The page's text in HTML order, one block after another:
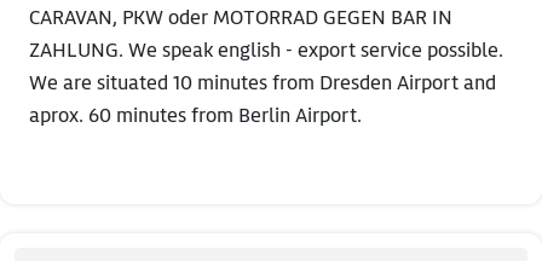
CARAVAN, PKW oder MOTORRAD GEGEN BAR IN
ZAHLUNG. We speak english - export service possible.
We are situated 10 minutes from Dresden Airport and
aprox. 60 minutes from Berlin Airport.